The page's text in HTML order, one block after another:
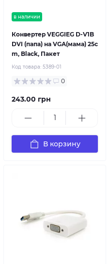
в наличии
Конвертер VEGGIEG D-V1B
DVI (папа) на VGA(мама) 25c
m, Black, Пакет
Код товара: 5389-01
0
243.00 грн
В корзину